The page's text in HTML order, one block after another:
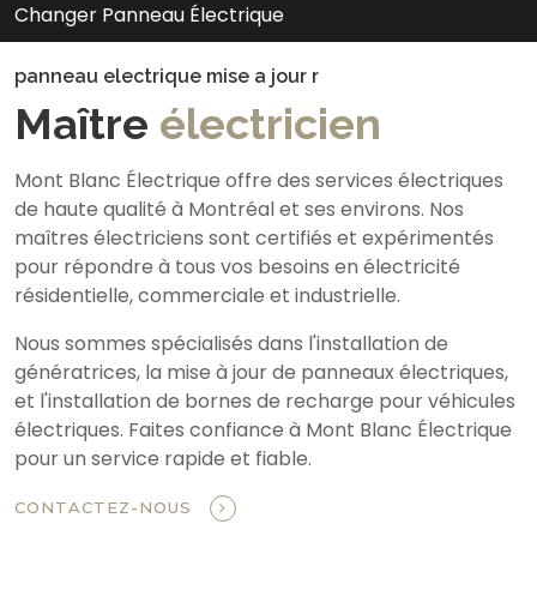
Changer Panneau Électrique
panneau electrique mise a jour r
Maître électricien
Mont Blanc Électrique offre des services électriques
de haute qualité à Montréal et ses environs. Nos
maîtres électriciens sont certifiés et expérimentés
pour répondre à tous vos besoins en électricité
résidentielle, commerciale et industrielle.
Nous sommes spécialisés dans l'installation de
génératrices, la mise à jour de panneaux électriques,
et l'installation de bornes de recharge pour véhicules
électriques. Faites confiance à Mont Blanc Électrique
pour un service rapide et fiable.
CONTACTEZ-NOUS